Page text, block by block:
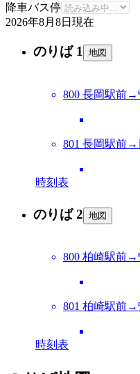
降車バス停
2026年8月8日 現在
のりば 1 地図
800 長岡駅前
801 長岡駅前
時刻表
のりば 2 地図
800 柏崎駅前
801 柏崎駅前
時刻表